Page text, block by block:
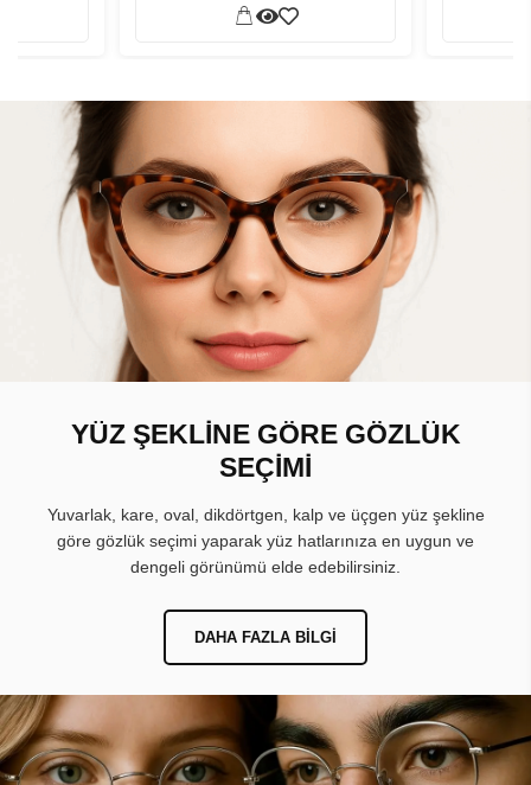
YÜZ ŞEKLİNE GÖRE GÖZLÜK
SEÇİMİ
Yuvarlak, kare, oval, dikdörtgen, kalp ve üçgen yüz şekline
göre gözlük seçimi yaparak yüz hatlarınıza en uygun ve
dengeli görünümü elde edebilirsiniz.
DAHA FAZLA BILGI